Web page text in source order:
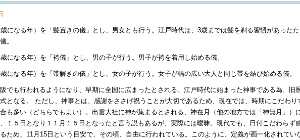
になる年）を「髪置きの儀」とし、男女とも行う。江戸時代は、3歳までは髪を剃る習慣があったた
。
になる年）を「袴儀」とし、男の子が行う。男子が袴を着用し始める儀。
になる年）を「帯解きの儀」とし、女の子が行う。女子が幅の広い大人と同じ帯を結び始める儀。
でも行われるようになり、早期に全国に広まったとされる。江戸時代に始まった神事である為、旧暦
となる。 ただし、神事とは、感謝をささげ祝うことが大切であるため、現在では、時期にこだわり
も多い（どちらでもよい）。出雲大社に神が集まるとされる、神在月（他の地方では「神無月」）に
１５日となり１１月１５日となったと言う説もあるが、実際には曖昧。現代でも、日付こだわらず感
ため、11月15日という目安で、その頃、自由に行われている。このように、定義が画一化されてい